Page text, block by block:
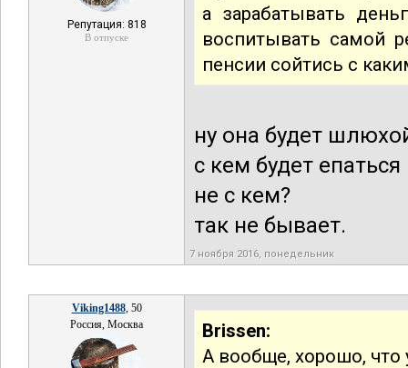
Репутация: 818
В отпуске
а зарабатывать
воспитывать самой
пенсии сойтись с
ну она будет
с кем будет
не с кем?
так не бывает.
7 ноября 2016, понедельник
Viking1488, 50
Россия, Москва
Brissen:
А вообще, хорошо,